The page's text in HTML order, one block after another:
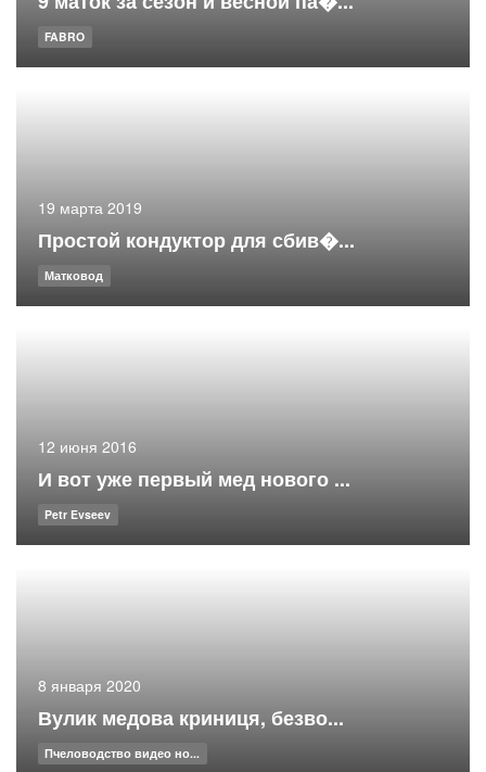
FABRO
19 марта 2019
Простой кондуктор для сбив�...
Матковод
12 июня 2016
И вот уже первый мед нового ...
Petr Evseev
8 января 2020
Вулик медова криниця, безво...
Пчеловодство видео но...